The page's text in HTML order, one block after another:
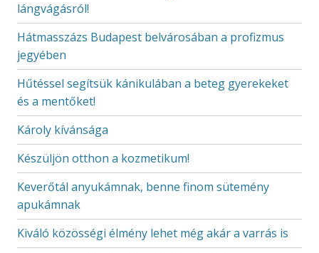
lángvágásról!
Hátmasszázs Budapest belvárosában a profizmus
jegyében
Hűtéssel segítsük kánikulában a beteg gyerekeket
és a mentőket!
Károly kívánsága
Készüljön otthon a kozmetikum!
Keverőtál anyukámnak, benne finom sütemény
apukámnak
Kiváló közösségi élmény lehet még akár a varrás is